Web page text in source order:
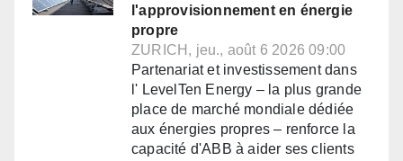
l'approvisionnement en énergie
propre
ZURICH, jeu., août 6 2026 09:00
Partenariat et investissement dans
l' LevelTen Energy – la plus grande
place de marché mondiale dédiée
aux énergies propres – renforce la
capacité d'ABB à aider ses clients